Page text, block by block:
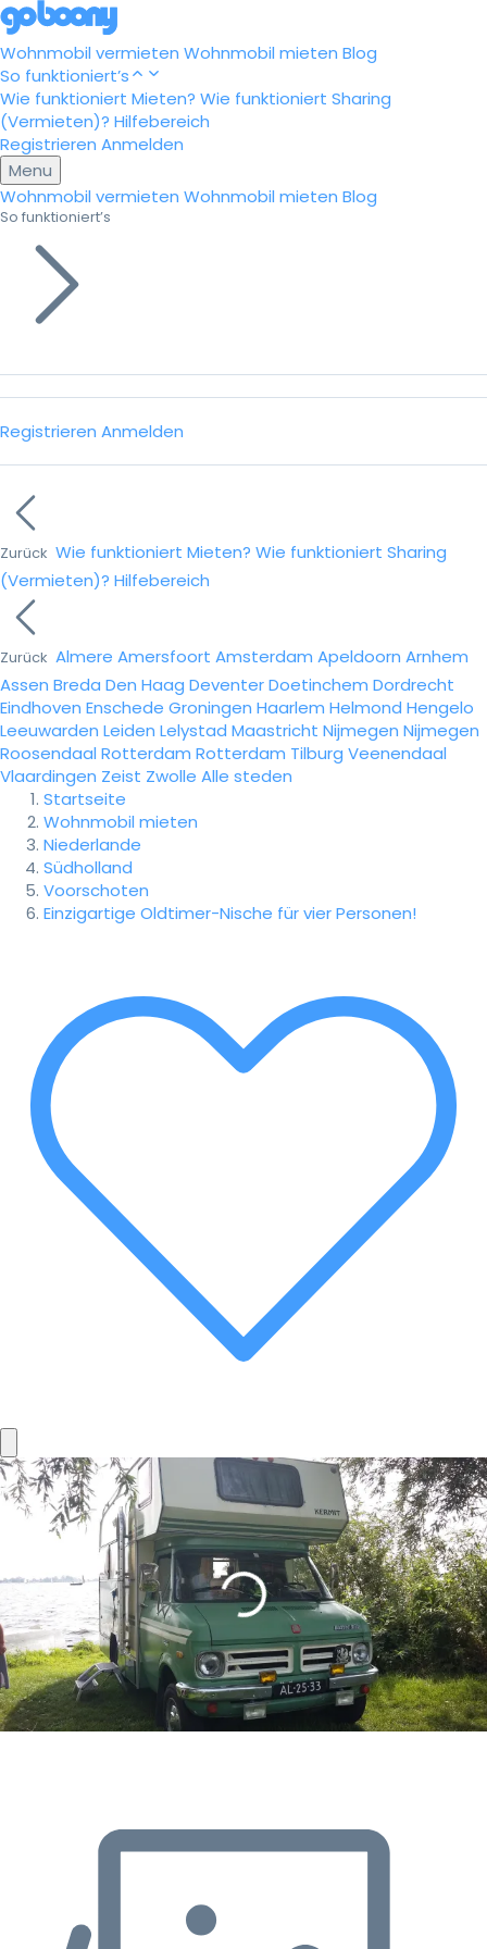
Wohnmobil vermieten Wohnmobil mieten Blog
So funktioniert’s
Wie funktioniert Mieten? Wie funktioniert Sharing
(Vermieten)? Hilfebereich
Registrieren Anmelden
Menu
Wohnmobil vermieten Wohnmobil mieten Blog
So funktioniert’s
Registrieren Anmelden
Zurück Wie funktioniert Mieten? Wie funktioniert Sharing
(Vermieten)? Hilfebereich
Zurück Almere Amersfoort Amsterdam Apeldoorn Arnhem
Assen Breda Den Haag DeventerDoetinchem Dordrecht
Eindhoven Enschede Groningen Haarlem Helmond Hengelo
Leeuwarden Leiden Lelystad Maastricht Nijmegen Nijmegen
Roosendaal Rotterdam Rotterdam Tilburg Veenendaal
Vlaardingen Zeist Zwolle Alle steden
Startseite
Wohnmobil mieten
Niederlande
Südholland
Voorschoten
Einzigartige Oldtimer-Nische für vier Personen!